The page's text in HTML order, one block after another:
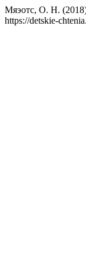
Мяэотс, О. Н.
https://detskie-